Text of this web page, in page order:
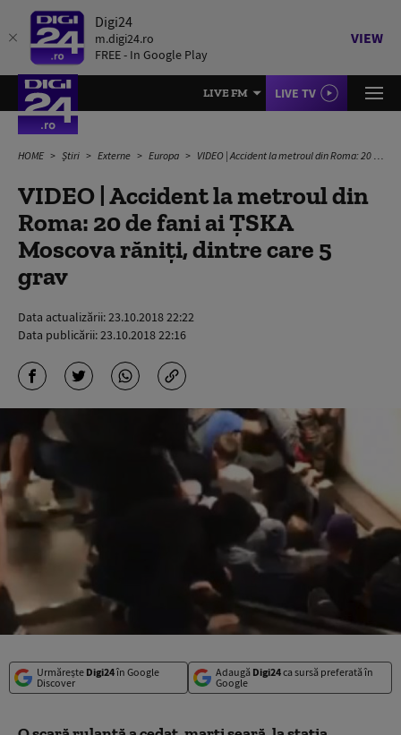
Digi24
m.digi24.ro
FREE - In Google Play
VIEW
LIVE FM LIVE TV
HOME Știri Externe Europa VIDEO | Accident la metroul din Roma: 20 de fani ai ŢSKA Moscova răniţi, dintre care 5 grav
VIDEO | Accident la metroul din
Roma: 20 de fani ai ŢSKA
Moscova răniţi, dintre care 5
grav
Data actualizării:23.10.2018 22:22
Data publicării:23.10.2018 22:16
Urmărește Digi24în Google
Discover
Adaugă Digi24ca sursă preferată în
Google